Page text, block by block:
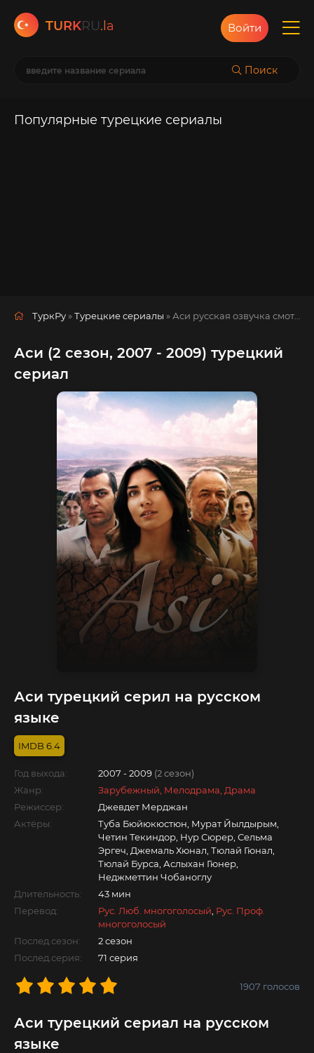
TURKRU.la
Поиск
Войти
Популярные турецкие сериалы
ТуркРу »Турецкие сериалы » Аси русская озвучка смотреть полностью онлайн!
Аси (2 сезон, 2007 - 2009) турецкий
сериал
Аси турецкий серил на русском
языке
6.4
Год выхода: 2007 - 2009 (2 сезон)
Жанр:
Зарубежный, Мелодрама, Драма
Режиссер:
Джевдет Мерджан
Актёры:
Туба Бюйюкюстюн, Мурат Йылдырым,
Четин Текиндор, Нур Сюрер, Сельма
Эргеч, Джемаль Хюнал, Тюлай Гюнал,
Тюлай Бурса, Аслыхан Гюнер,
Неджметтин Чобаноглу
Длительность:
43 мин
Перевод:
Рус. Люб. многоголосый Рус. Проф.
многоголосый
Послед.сезон:
2 сезон
Послед.серия:
71 серия
1907 голосов
Аси турецкий сериал на русском
языке